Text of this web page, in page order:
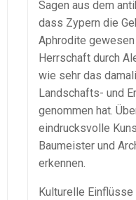
Sagen aus dem
dass Zypern die
Aphrodite
Herrschaft durch
wie sehr das
Landschafts- und
genommen hat.
eindrucksvolle
Baumeister und
erkennen.
Kulturelle